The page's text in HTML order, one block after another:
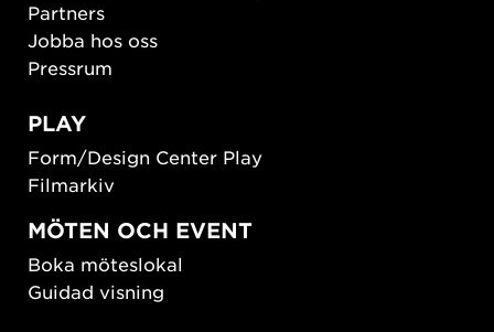
Partners
Jobba hos oss
Pressrum
PLAY
Form/Design Center Play
Filmarkiv
MÖTEN OCH EVENT
Boka möteslokal
Guidad visning